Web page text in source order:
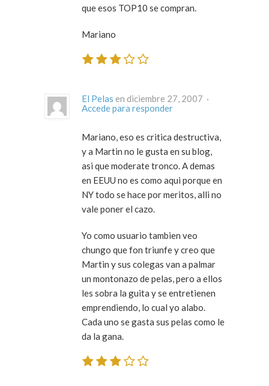
que esos TOP10 se compran.
Mariano
El Pelas
en diciembre 27, 2007 ·
Accede para responder
Mariano, eso es critica destructiva,
y a Martin no le gusta en su blog,
asi que moderate tronco. A demas
en EEUU no es como aqui porque en
NY todo se hace por meritos, alli no
vale poner el cazo.
Yo como usuario tambien veo
chungo que fon triunfe y creo que
Martin y sus colegas van a palmar
un montonazo de pelas, pero a ellos
les sobra la guita y se entretienen
emprendiendo, lo cual yo alabo.
Cada uno se gasta sus pelas como le
da la gana.